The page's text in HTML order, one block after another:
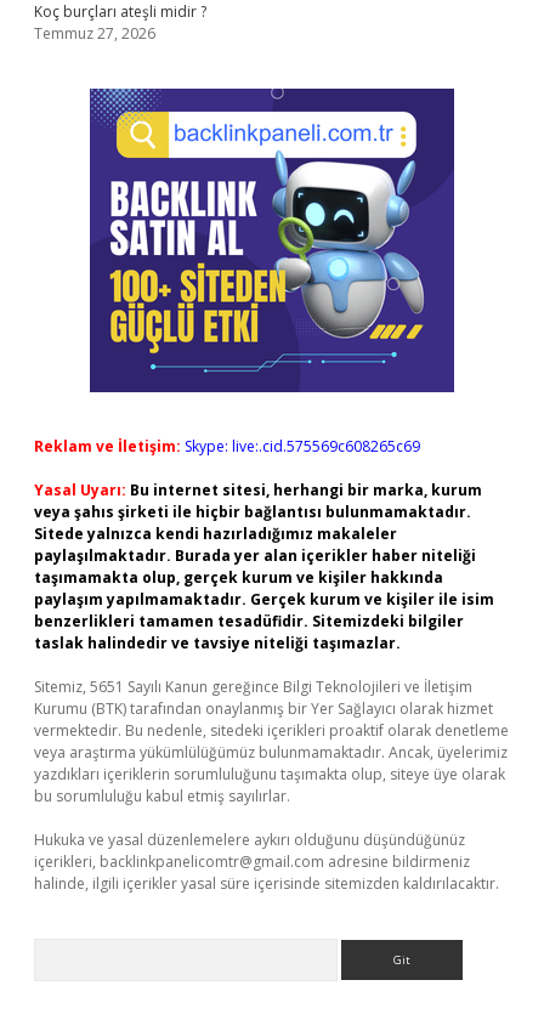
Koç burçları ateşli midir ?
Temmuz 27, 2026
Reklam ve İletişim: Skype: live:.cid.575569c608265c69
Yasal Uyarı: Bu internet sitesi, herhangi bir marka, kurum
veya şahıs şirketi ile hiçbir bağlantısı bulunmamaktadır.
Sitede yalnızca kendi hazırladığımız makaleler
paylaşılmaktadır. Burada yer alan içerikler haber niteliği
taşımamakta olup, gerçek kurum ve kişiler hakkında
paylaşım yapılmamaktadır. Gerçek kurum ve kişiler ile isim
benzerlikleri tamamen tesadüfidir. Sitemizdeki bilgiler
taslak halindedir ve tavsiye niteliği taşımazlar.
Sitemiz, 5651 Sayılı Kanun gereğince Bilgi Teknolojileri ve İletişim
Kurumu (BTK) tarafından onaylanmış bir Yer Sağlayıcı olarak hizmet
vermektedir. Bu nedenle, sitedeki içerikleri proaktif olarak denetleme
veya araştırma yükümlülüğümüz bulunmamaktadır. Ancak, üyelerimiz
yazdıkları içeriklerin sorumluluğunu taşımakta olup, siteye üye olarak
bu sorumluluğu kabul etmiş sayılırlar.
Hukuka ve yasal düzenlemelere aykırı olduğunu düşündüğünüz
içerikleri, backlinkpanelicomtr@gmail.com adresine bildirmeniz
halinde, ilgili içerikler yasal süre içerisinde sitemizden kaldırılacaktır.